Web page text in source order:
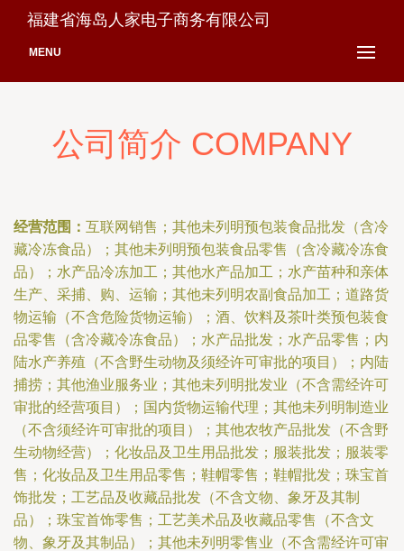
福建省海岛人家电子商务有限公司
MENU
公司简介 COMPANY
经营范围： 互联网销售；其他未列明预包装食品批发（含冷
藏冷冻食品）；其他未列明预包装食品零售（含冷藏冷冻食
品）；水产品冷冻加工；其他水产品加工；水产苗种和亲体
生产、采捕、购、运输；其他未列明农副食品加工；道路货
物运输（不含危险货物运输）；酒、饮料及茶叶类预包装食
品零售（含冷藏冷冻食品）；水产品批发；水产品零售；内
陆水产养殖（不含野生动物及须经许可审批的项目）；内陆
捕捞；其他渔业服务业；其他未列明批发业（不含需经许可
审批的经营项目）；国内货物运输代理；其他未列明制造业
（不含须经许可审批的项目）；其他农牧产品批发（不含野
生动物经营）；化妆品及卫生用品批发；服装批发；服装零
售；化妆品及卫生用品零售；鞋帽零售；鞋帽批发；珠宝首
饰批发；工艺品及收藏品批发（不含文物、象牙及其制
品）；珠宝首饰零售；工艺美术品及收藏品零售（不含文
物、象牙及其制品）；其他未列明零售业（不含需经许可审